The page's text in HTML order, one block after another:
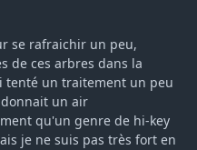
se rafraichir un peu,
de ces arbres dans la
tenté un traitement un peu
un air
qu'un genre de hi-key
je ne suis pas très fort en